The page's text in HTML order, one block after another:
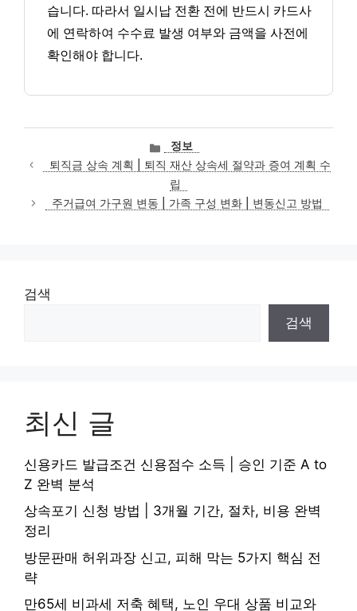
습니다. 따라서 일시납 전환 전에 반드시 카드사
에 연락하여 수수료 발생 여부와 금액을 사전에
확인해야 합니다.
카
테
고
리
정보
퇴직금 상속 계획 | 퇴직 재산 상속세 절약과 증여 계획 수
립
주거급여 가구원 변동 | 가족 구성 변화 | 변동신고 방법
검색
검색
최신 글
신용카드 발급조건 신용점수 소득 | 승인 기준 A to
Z 완벽 분석
상속포기 신청 방법 | 3개월 기간, 절차, 비용 완벽
정리
방문판매 허위과장 신고, 피해 막는 5가지 핵심 전
략
만65세 비과세 저축 혜택, 노인 우대 상품 비교와